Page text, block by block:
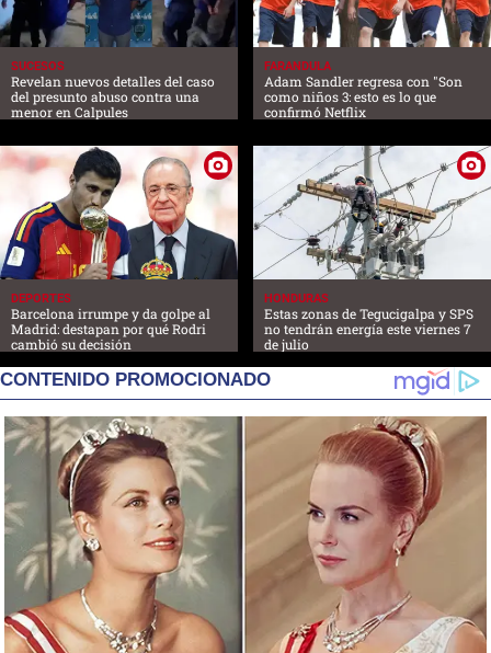
SUCESOS
Revelan nuevos detalles del caso
del presunto abuso contra una
menor en Calpules
FARANDULA
Adam Sandler regresa con "Son
como niños 3: esto es lo que
confirmó Netflix
DEPORTES
Barcelona irrumpe y da golpe al
Madrid: destapan por qué Rodri
cambió su decisión
HONDURAS
Estas zonas de Tegucigalpa y SPS
no tendrán energía este viernes 7
de julio
CONTENIDO PROMOCIONADO